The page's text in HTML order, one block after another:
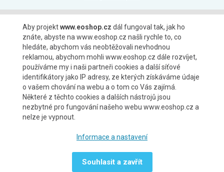
Možnosti platby
Možnosti dopravy
Aby projektwww.eoshop.cz dál fungoval tak, jak ho
znáte, abyste na www.eoshop.cz našli rychle to, co
hledáte, abychom vás neobtěžovali nevhodnou
reklamou, abychom mohli www.eoshop.cz dále rozvíjet,
používáme my i naši partneři cookies a další síťové
identifikátory jako IP adresy, ze kterých získáváme údaje
o vašem chování na webu a o tom co Vás zajímá.
Některé z těchto cookies a dalších nástrojů jsou
nezbytné pro fungování našeho webu www.eoshop.cz a
nelze je vypnout.
Informace a nastavení
Souhlasit a zavřít